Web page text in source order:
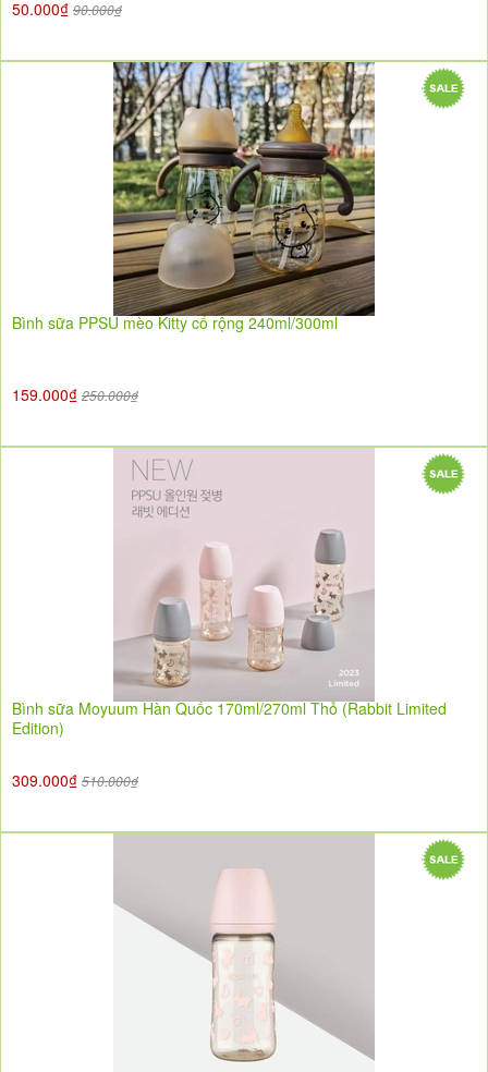
50.000₫ 90.000₫
Bình sữa PPSU mèo Kitty cổ rộng 240ml/300ml
159.000₫ 250.000₫
Bình sữa Moyuum Hàn Quốc 170ml/270ml Thỏ (Rabbit Limited
Edition)
309.000₫ 510.000₫